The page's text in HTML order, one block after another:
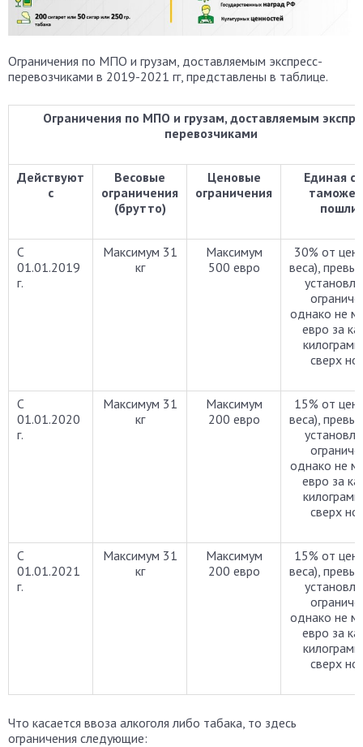
Ограничения по МПО и грузам, доставляемым экспресс-
перевозчиками в 2019-2021 гг, представлены в таблице.
Ограничения по МПО и грузам, доставляемым
перевозчиками
Действуют
с
Весовые
ограничения
(брутто)
Ценовые
ограничения
Единая
С
01.01.2019
г.
Максимум 31
кг
Максимум
500 евро
30% от
веса),
однако не
евро за
сверх
С
01.01.2020
г.
Максимум 31
кг
Максимум
200 евро
15% от
веса),
однако не
евро за
сверх
С
01.01.2021
г.
Максимум 31
кг
Максимум
200 евро
15% от
веса),
однако не
евро за
сверх
Что касается ввоза алкоголя либо табака, то здесь
ограничения следующие: